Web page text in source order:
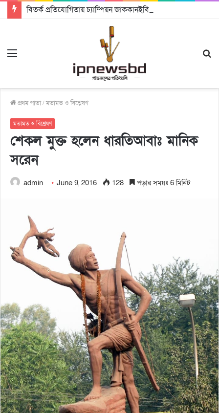
প্রথম পাতা/মতামত ও বিশ্লেষণ
মতামত ও বিশ্লেষণ
শেকল মুক্ত হলেন ধারতিআবাঃ মানিক
সরেন
admin June 9, 2016 128 পড়ার সময়ঃ 6 মিনিট